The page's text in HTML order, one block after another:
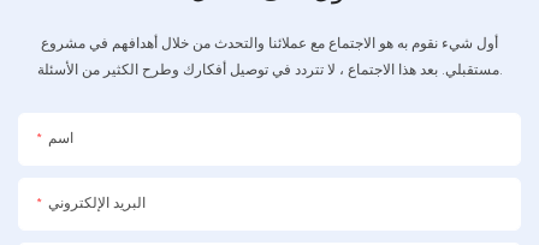
أول شيء نقوم به هو الاجتماع مع عملائنا والتحدث من خلال أهدافهم في مشروع
مستقبلي. بعد هذا الاجتماع ، لا تتردد في توصيل أفكارك وطرح الكثير من الأسئلة.
اسم
البريد الإلكتروني